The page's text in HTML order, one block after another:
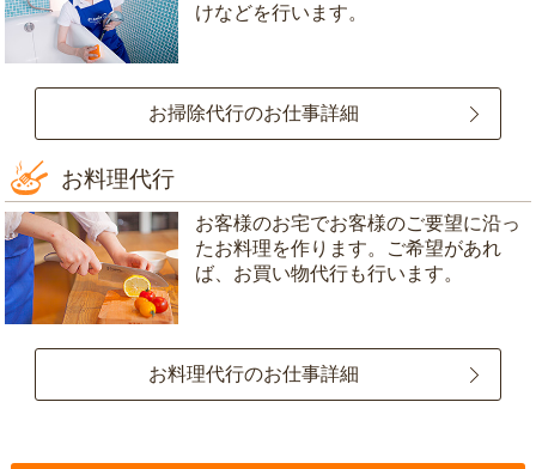
けなどを行います。
お掃除代行のお仕事詳細
お料理代行
お客様のお宅でお客様のご要望に沿っ
たお料理を作ります。ご希望があれ
ば、お買い物代行も行います。
お料理代行のお仕事詳細